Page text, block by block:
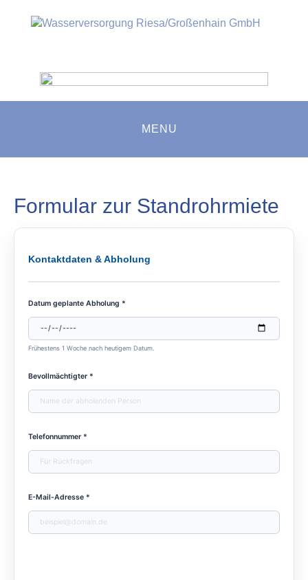
MENU
Formular zur Standrohrmiete
Kontaktdaten & Abholung
Datum geplante Abholung *
Frühestens 1 Woche nach heutigem Datum.
Bevollmächtigter *
Telefonnummer *
E-Mail-Adresse *